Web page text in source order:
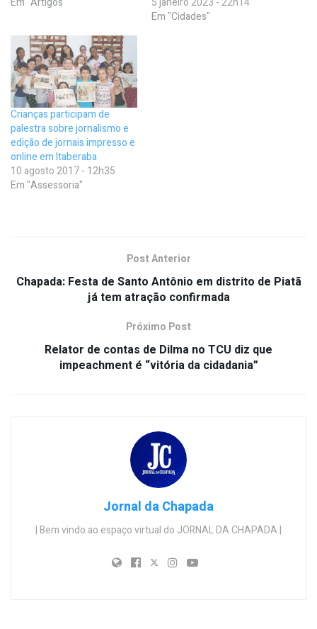
Em "Cidades"
Crianças participam de
palestra sobre jornalismo e
edição de jornais impresso e
online em Itaberaba
10 agosto 2017 - 12h35
Em "Assessoria"
Post Anterior
Chapada: Festa de Santo Antônio em distrito de Piatã
já tem atração confirmada
Próximo Post
Relator de contas de Dilma no TCU diz que
impeachment é “vitória da cidadania”
Jornal da Chapada
| Bem vindo ao espaço virtual do JORNAL DA CHAPADA |